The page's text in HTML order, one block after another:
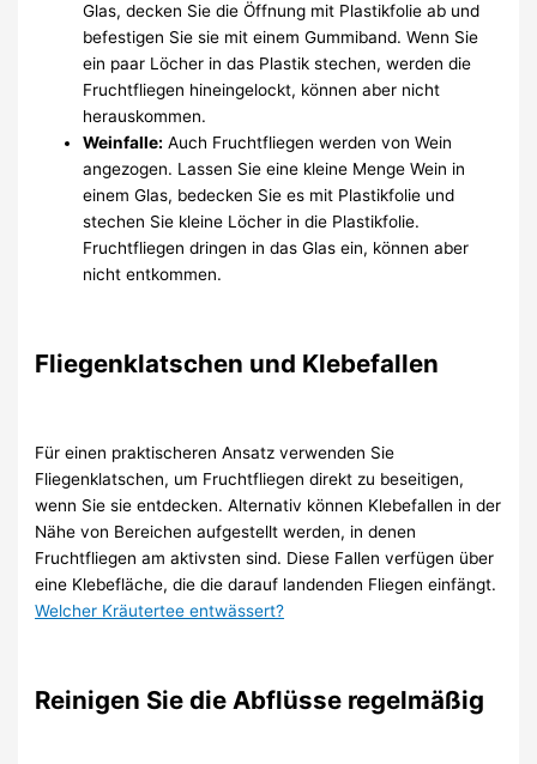
Glas, decken Sie die Öffnung mit Plastikfolie ab und
befestigen Sie sie mit einem Gummiband. Wenn Sie
ein paar Löcher in das Plastik stechen, werden die
Fruchtfliegen hineingelockt, können aber nicht
herauskommen.
Weinfalle: Auch Fruchtfliegen werden von Wein
angezogen. Lassen Sie eine kleine Menge Wein in
einem Glas, bedecken Sie es mit Plastikfolie und
stechen Sie kleine Löcher in die Plastikfolie.
Fruchtfliegen dringen in das Glas ein, können aber
nicht entkommen.
Fliegenklatschen und Klebefallen
Für einen praktischeren Ansatz verwenden Sie
Fliegenklatschen, um Fruchtfliegen direkt zu beseitigen,
wenn Sie sie entdecken. Alternativ können Klebefallen in der
Nähe von Bereichen aufgestellt werden, in denen
Fruchtfliegen am aktivsten sind. Diese Fallen verfügen über
eine Klebefläche, die die darauf landenden Fliegen einfängt.
Welcher Kräutertee entwässert?
Reinigen Sie die Abflüsse regelmäßig